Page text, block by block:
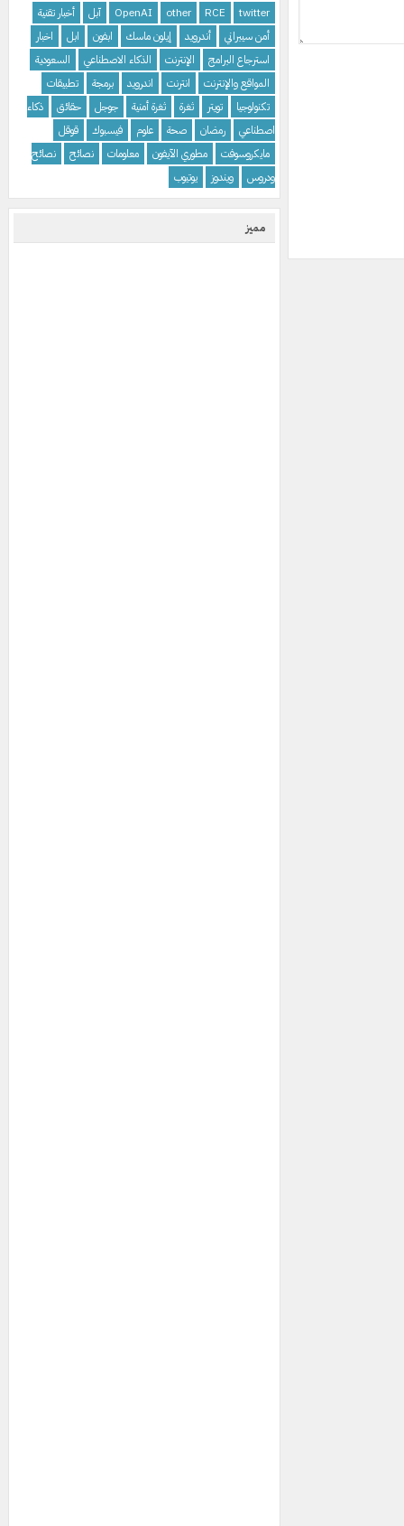
OpenAI
other RCE twitter آبل
أخبار تقنية
أمن سيبراني
أندرويد إيلون ماسك ابفون ابل
اخبار
استرجاع البرامج
الإنترنت الذكاء الاصطناعي
السعودية
المواقع والإنترنت
انترنت اندرويد برمجة
تطبيقات
تكنولوجيا
تويتر ثغرة ثغرة أمنية جوجل حقائق
ذكاء
اصطناعي
رمضان صحة علوم فيسبوك
قوقل
مايكروسوفت
مطوري الآيفون معلومات نصائح
نصائح
ودروس
ويندوز يوتيوب
مميز